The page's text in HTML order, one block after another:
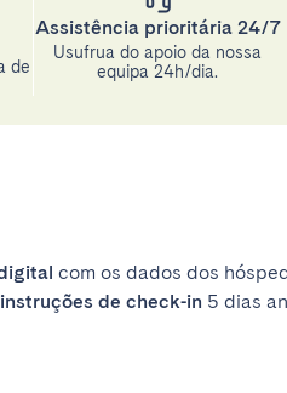
de
Assistência prioritária 24/7
Usufrua do apoio da nossa
equipa 24h/dia.
com os dados dos
instruções de check-in 5 dias